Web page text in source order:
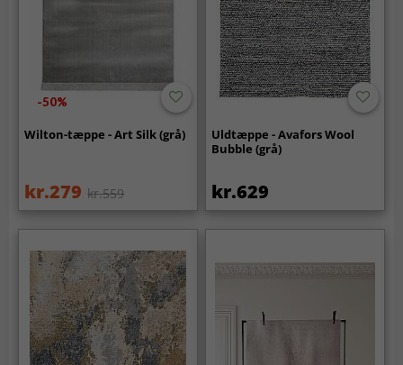
-50%
Wilton-tæppe - Art Silk (grå)
kr.279 kr.559
Uldtæppe - Avafors Wool
Bubble (grå)
kr.629